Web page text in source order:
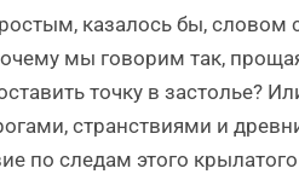
казалось бы, словом
мы говорим так,
точку в застолье?
странствиями и
по следам этого